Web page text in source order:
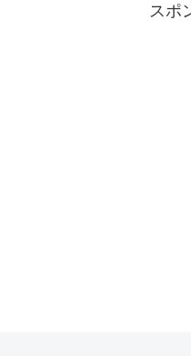
スポ